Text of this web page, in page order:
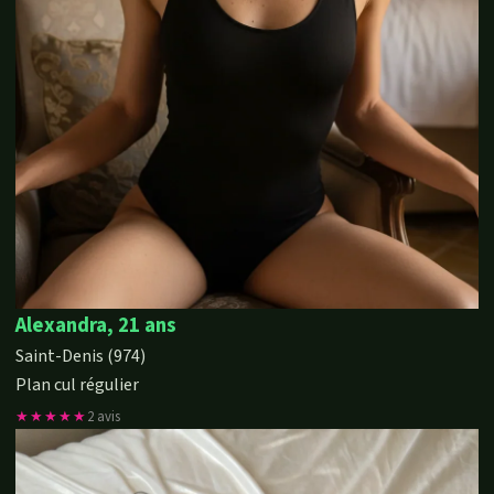
Alexandra, 21 ans
Saint-Denis (974)
Plan cul régulier
★★★★★2 avis